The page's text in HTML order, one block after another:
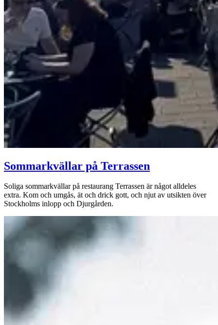
Sommarkvällar på Terrassen
Soliga sommarkvällar på restaurang Terrassen är något alldeles
extra. Kom och umgås, ät och drick gott, och njut av utsikten över
Stockholms inlopp och Djurgården.